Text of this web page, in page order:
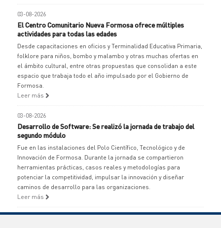
03-08-2026
El Centro Comunitario Nueva Formosa ofrece múltiples
actividades para todas las edades
Desde capacitaciones en oficios y Terminalidad Educativa Primaria,
folklore para niños, bombo y malambo y otras muchas ofertas en
el ámbito cultural, entre otras propuestas que consolidan a este
espacio que trabaja todo el año impulsado por el Gobierno de
Formosa.
Leer más
03-08-2026
Desarrollo de Software: Se realizó la jornada de trabajo del
segundo módulo
Fue en las instalaciones del Polo Científico, Tecnológico y de
Innovación de Formosa. Durante la jornada se compartieron
herramientas prácticas, casos reales y metodologías para
potenciar la competitividad, impulsar la innovación y diseñar
caminos de desarrollo para las organizaciones.
Leer más